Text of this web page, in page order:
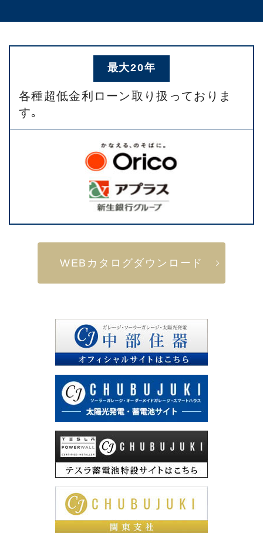
最大20年
各種超低金利ローン取り扱っておりま
す｡
WEBカタログダウンロード